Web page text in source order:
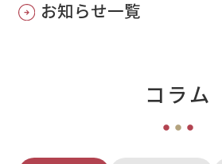
お知らせ一覧
コラム